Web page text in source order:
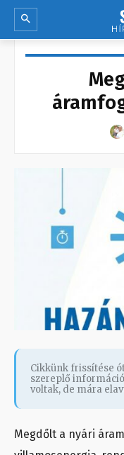
Cikkünk frissítése
szereplő
voltak, de mára
Megdőlt a nyári